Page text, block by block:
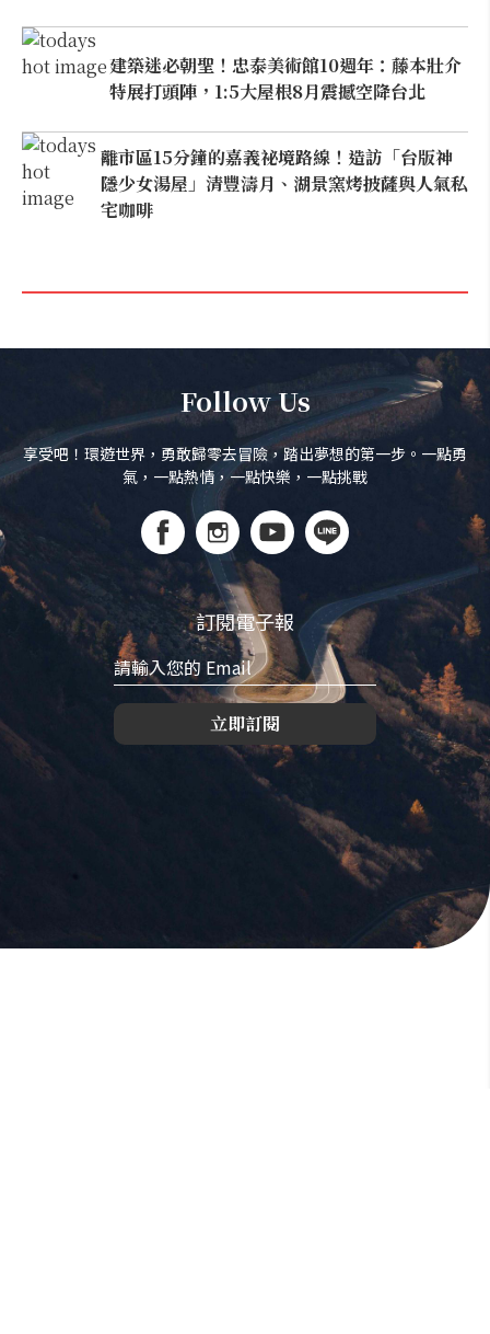
建築迷必朝聖！忠泰美術館10週年：藤本壯介
特展打頭陣，1:5大屋根8月震撼空降台北
離市區15分鐘的嘉義祕境路線！造訪「台版神
隱少女湯屋」清豐濤月、湖景窯烤披薩與人氣私
宅咖啡
Follow Us
享受吧！環遊世界，勇敢歸零去冒險，踏出夢想的第一步。一點勇
氣，一點熱情，一點快樂，一點挑戰
訂閱電子報
立即訂閱